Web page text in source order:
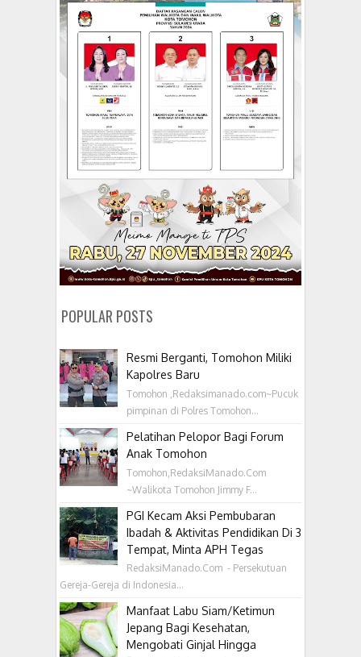
POPULAR POSTS
Resmi Berganti, Tomohon Miliki
Kapolres Baru
Tomohon ,Redaksimanado.com~Pucuk
pimpinan di Polres Tomohon...
Pelatihan Pelopor Bagi Forum
Anak Tomohon
Tomohon,RedaksiManado.Com
~Walikota Tomohon Jimmy F...
PGI Kecam Aksi Pembubaran
Ibadah & Aktivitas Pendidikan Di 3
Tempat, Minta APH Tegas
RedaksiManado.Com - Persekutuan
Gereja-Gereja di Indonesia...
Manfaat Labu Siam/Ketimun
Jepang Bagi Kesehatan,
Mengobati Ginjal Hingga